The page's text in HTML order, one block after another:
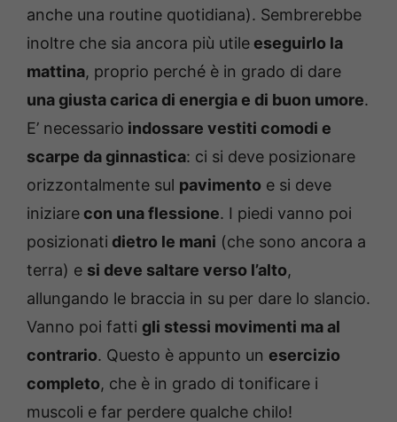
anche una routine quotidiana). Sembrerebbe
inoltre che sia ancora più utile eseguirlo la
mattina, proprio perché è in grado di dare
una giusta carica di energia e di buon umore.
E’ necessario indossare vestiti comodi e
scarpe da ginnastica: ci si deve posizionare
orizzontalmente sul pavimento e si deve
iniziare con una flessione. I piedi vanno poi
posizionati dietro le mani (che sono ancora a
terra) e si deve saltare verso l’alto,
allungando le braccia in su per dare lo slancio.
Vanno poi fatti gli stessi movimenti ma al
contrario. Questo è appunto un esercizio
completo, che è in grado di tonificare i
muscoli e far perdere qualche chilo!